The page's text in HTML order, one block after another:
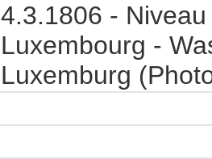
4.3.1806 -
Luxembourg -
Luxemburg